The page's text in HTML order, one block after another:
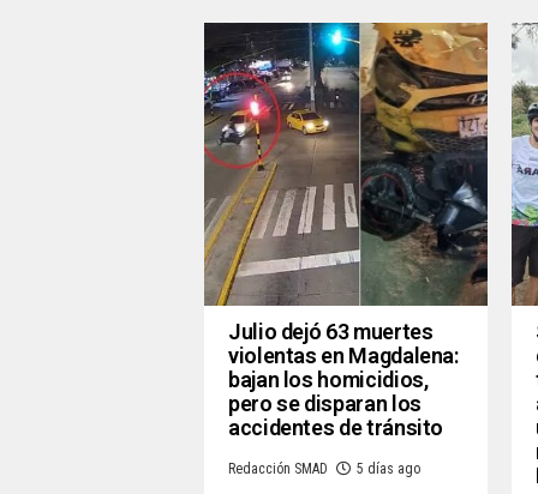
Julio dejó 63 muertes
violentas en Magdalena:
bajan los homicidios,
pero se disparan los
accidentes de tránsito
Redacción SMAD 5 días ago